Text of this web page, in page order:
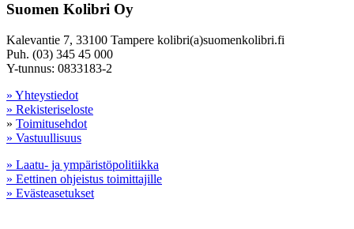
Suomen Kolibri Oy
Kalevantie 7, 33100 Tampere kolibri(a)suomenkolibri.fi
Puh. (03) 345 45 000
Y-tunnus: 0833183-2
» Yhteystiedot
» Rekisteriseloste
» Toimitusehdot
» Vastuullisuus
» Laatu- ja ympäristöpolitiikka
» Eettinen ohjeistus toimittajille
» Evästeasetukset